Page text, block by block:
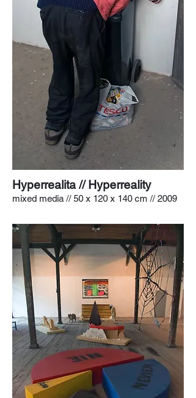
Hyperrealita // Hyperreality
mixed media // 50 x 120 x 140 cm // 2009